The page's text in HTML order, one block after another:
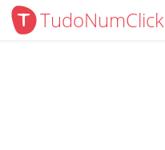
TudoNumClick